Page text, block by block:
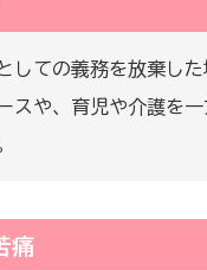
ての義務を放棄し
や、育児や介護を
痛